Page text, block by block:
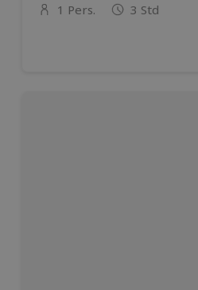
Anzahl der Teilnehmer
1 Pers. 3 Std